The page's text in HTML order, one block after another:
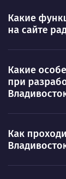
Какие
на сайте
Какие
при
Как